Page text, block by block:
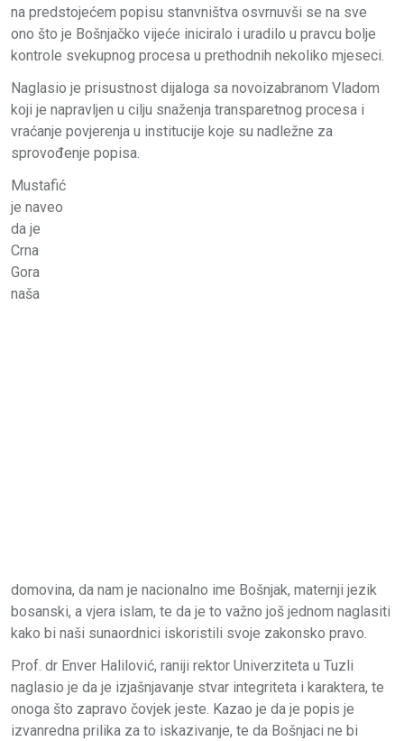
na predstojećem popisu stanvništva osvrnuvši se na sve
ono što je Bošnjačko vijeće iniciralo i uradilo u pravcu bolje
kontrole svekupnog procesa u prethodnih nekoliko mjeseci.
Naglasio je prisustnost dijaloga sa novoizabranom Vladom
koji je napravljen u cilju snaženja transparetnog procesa i
vraćanje povjerenja u institucije koje su nadležne za
sprovođenje popisa.
Mustafić
je naveo
da je
Crna
Gora
naša
domovina, da nam je nacionalno ime Bošnjak, maternji jezik
bosanski, a vjera islam, te da je to važno još jednom naglasiti
kako bi naši sunaordnici iskoristili svoje zakonsko pravo.
Prof. dr Enver Halilović, raniji rektor Univerziteta u Tuzli
naglasio je da je izjašnjavanje stvar integriteta i karaktera, te
onoga što zapravo čovjek jeste. Kazao je da je popis je
izvanredna prilika za to iskazivanje, te da Bošnjaci ne bi